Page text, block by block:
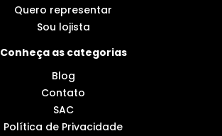
Quero representar
Sou lojista
Conheça as categorias
Blog
Contato
SAC
Política de Privacidade